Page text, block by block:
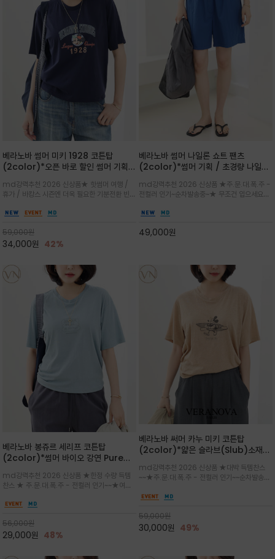
베라노바 썸머 미키 1928 코튼탑
(2color)*오픈 바로 할인 썸머 기획
★ 한정수량 제작 ★ 오가닉 코튼으로
빈티지 프린트로 여름 하의와 모두 잘어
울리는 그래픽
md강력추천 2026 신상품★ 핫썸머 여행 /
휴가 / 바캉스 시즌엔 더욱 필요한 기분전환 빈티
키 컬러 위에 빈티지한 크랙 효과의 레트로 감성
완성
59,000원
34,000원 42%
베라노바 썸머 나일론 쇼트 팬츠
(2color)*썸머 기획 / 초경량 나일론
가벼운 아이템 / 여행 / 일상 / 운동 모
두 가능한 아이템
md강력추천 2026 신상품 ★주.문.대.폭.주 -
전컬러 인기~순차발송중~★ 무조건 입으세요~~
입니다^^가볍고 드라이한 터치감의 나일론 소
룩, 모임룩, 데일리룩까지 다양하게
49,000원
베라노바 봉쥬르 세리프 코튼탑
(2color)*썸머 바이오 강연 Pure
성적인 프랑스어 수식어를 조합
md강력추천 2026 신상품 ★한정 수량 득템
찬스 ★ 주.문.대.폭.주 - 전컬러 인기~~★여름
여유로운 감성/피부에 닿는 순간 기분 좋은 청량
56,000원
29,000원 48%
베라노바 써머 카누 미키 코튼탑
(2color)*얇은 슬라브(Slub)소재
하며, 몸에 잘 달라붙지 않아 쾌적
md강력추천 2026 신상품 ★대박 득템찬스
~~★주.문.대.폭.주 - 전컬러 인기~~순차발송중
드롭숄더 핏과 부드러운 라운드넥이 편안하며, 앞
다.
59,000원
30,000원 49%